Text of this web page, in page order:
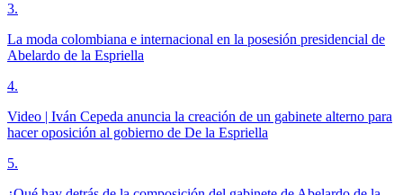
3.
La moda colombiana e internacional en la posesión presidencial de
Abelardo de la Espriella
4.
Video | Iván Cepeda anuncia la creación de un gabinete alterno para
hacer oposición al gobierno de De la Espriella
5.